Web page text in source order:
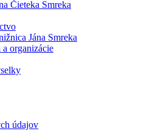
Čieteka Smreka
Jána Smreka
a organizácie
údajov